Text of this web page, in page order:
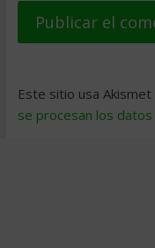
Este sitio usa
se procesan los